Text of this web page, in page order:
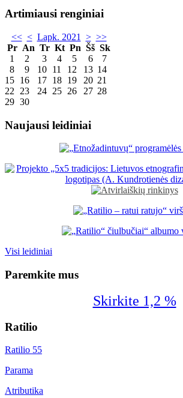
Artimiausi renginiai
<< < Lapk. 2021 > >>
Pr An Tr Kt Pn Šš Sk
1
2 3 4 5 6
7
8
9 10 11 12 13 14
15 16 17 18 19 20 21
22
23 24 25 26 27 28
29 30
Naujausi leidiniai
Visi leidiniai
Paremkite mus
Skirkite 1,2 %
Ratilio
Ratilio 55
Parama
Atributika